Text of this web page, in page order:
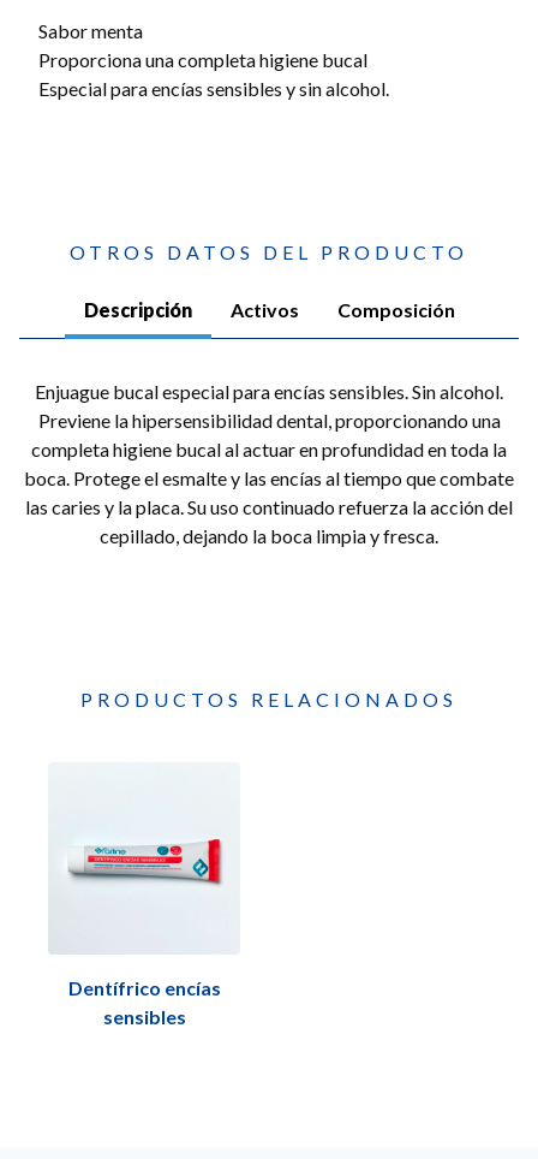
Sabor menta
Proporciona una completa higiene bucal
Especial para encías sensibles y sin alcohol.
OTROS DATOS DEL PRODUCTO
Descripción Activos Composición
Enjuague bucal especial para encías sensibles. Sin alcohol.
Previene la hipersensibilidad dental, proporcionando una
completa higiene bucal al actuar en profundidad en toda la
boca. Protege el esmalte y las encías al tiempo que combate
las caries y la placa. Su uso continuado refuerza la acción del
cepillado, dejando la boca limpia y fresca.
PRODUCTOS RELACIONADOS
Dentífrico encías
sensibles